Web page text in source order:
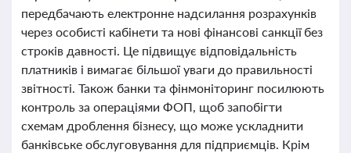
передбачають електронне надсилання розрахунків
через особисті кабінети та нові фінансові санкції без
строків давності. Це підвищує відповідальність
платників і вимагає більшої уваги до правильності
звітності. Також банки та фінмоніторинг посилюють
контроль за операціями ФОП, щоб запобігти
схемам дроблення бізнесу, що може ускладнити
банківське обслуговування для підприємців. Крім